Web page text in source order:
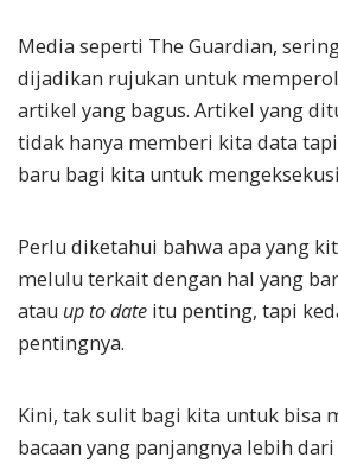
Media seperti The Guardian,
dijadikan rujukan untuk
artikel yang bagus. Artikel yang
tidak hanya memberi kita data
baru bagi kita untuk
Perlu diketahui bahwa apa yang
melulu terkait dengan hal yang
atau up to date itu penting, tapi
pentingnya.
Kini, tak sulit bagi kita untuk bisa
bacaan yang panjangnya lebih dari